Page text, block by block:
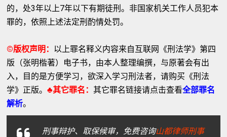
的，处3年以上7年以下有期徒刑。非国家机关工作人员犯本
罪的，依照上述法定刑酌情处罚。
©版权声明： 以上罪名释义内容来自互联网《刑法学》第四
版（张明楷著）电子书，由本人整理编撰，与原著会有出
入，目的是方便学习，欲深入学习刑法者，请购买《刑法
学》正版。♣其它罪名：其它罪名链接请点击查看全部罪名
解析。
刑事辩护、取保候审，免费咨询山都律师刑事